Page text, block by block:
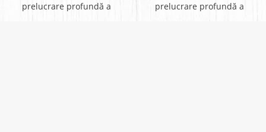
prelucrare profundă a
prelucrare profundă a